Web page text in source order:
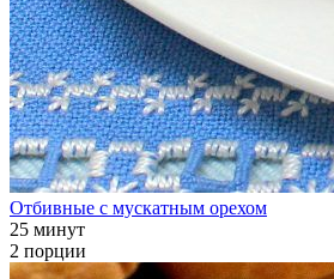
Отбивные с мускатным орехом
25 минут
2 порции